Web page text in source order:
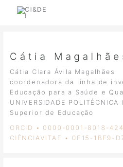
Cátia
Cátia Clara Ávila Magalhães
coordenadora da linha de
Educação para a Saúde e
UNIVERSIDADE
Superior de Educação
ORCID • 0000-0001-8018-
CIÊNCIAVITAE • 0F15-1BF9-